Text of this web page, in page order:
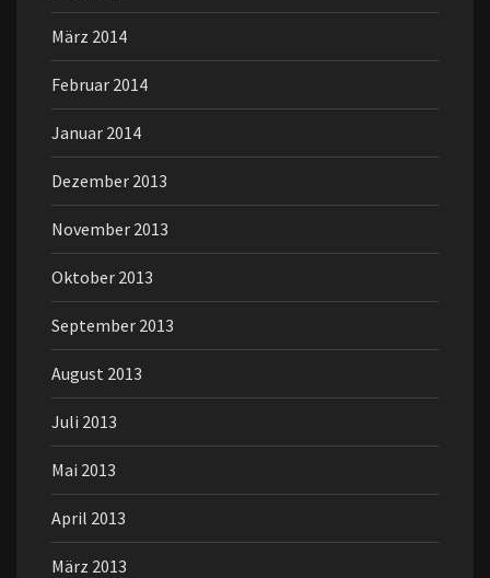
März 2014
Februar 2014
Januar 2014
Dezember 2013
November 2013
Oktober 2013
September 2013
August 2013
Juli 2013
Mai 2013
April 2013
März 2013